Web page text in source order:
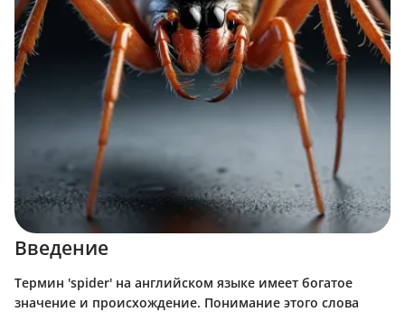
Введение
Термин 'spider' на английском языке имеет богатое
значение и происхождение. Понимание этого слова